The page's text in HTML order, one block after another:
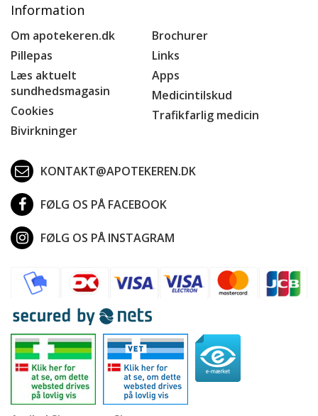
Information
Om apotekeren.dk
Pillepas
Læs aktuelt
sundhedsmagasin
Cookies
Bivirkninger
Brochurer
Links
Apps
Medicintilskud
Trafikfarlig medicin
KONTAKT@APOTEKEREN.DK
FØLG OS PÅ FACEBOOK
FØLG OS PÅ INSTAGRAM